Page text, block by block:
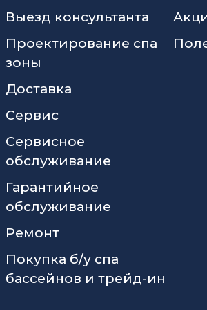
Выезд консультанта
Проектирование спа
зоны
Доставка
Сервис
Сервисное
обслуживание
Гарантийное
обслуживание
Ремонт
Покупка б/у спа
бассейнов и трейд-ин